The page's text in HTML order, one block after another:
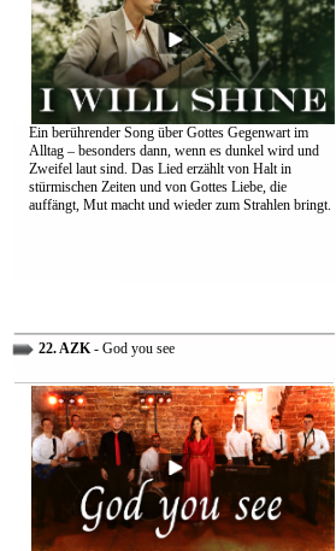
Ein berührender Song über Gottes Gegenwart im
Alltag – besonders dann, wenn es dunkel wird und
Zweifel laut sind. Das Lied erzählt von Halt in
stürmischen Zeiten und von Gottes Liebe, die
auffängt, Mut macht und wieder zum Strahlen bringt.
22. AZK- God you see